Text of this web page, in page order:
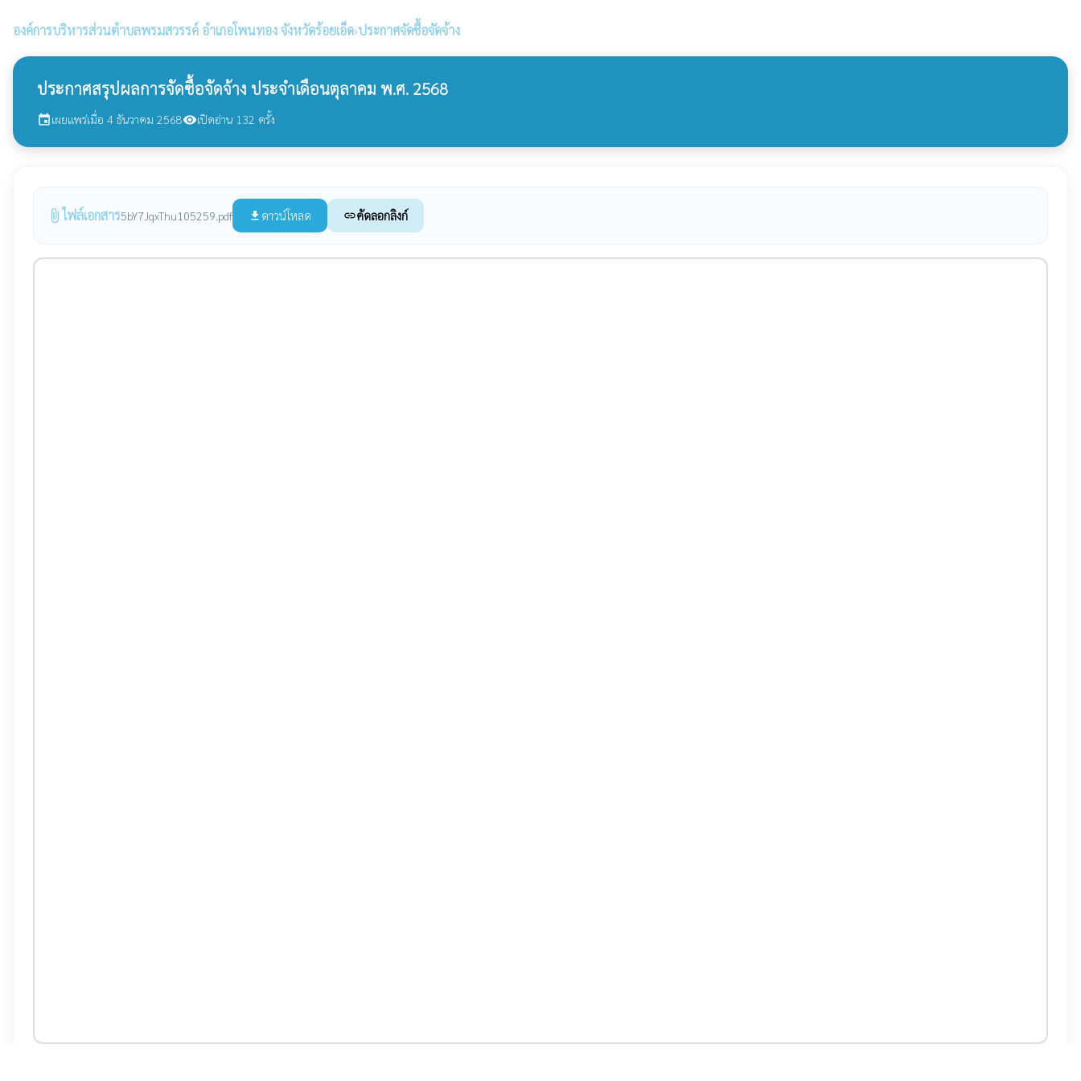
องค์การบริหารส่วนตำบลพรมสวรรค์ อำเภอโพนทอง จังหวัดร้อยเอ็ด›ประกาศจัดซื้อจัดจ้าง
ประกาศสรุปผลการจัดซื้อจัดจ้าง ประจำเดือนตุลาคม พ.ศ. 2568
eventเผยแพร่เมื่อ 4 ธันวาคม 2568visibilityเปิดอ่าน 132 ครั้ง
attach_file ไฟล์เอกสาร5bY7JqxThu105259.pdf file_download ดาวน์โหลด linkคัดลอกลิงก์